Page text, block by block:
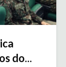
do...